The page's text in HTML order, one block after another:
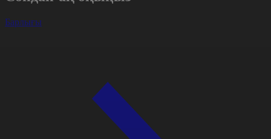
Барлығы